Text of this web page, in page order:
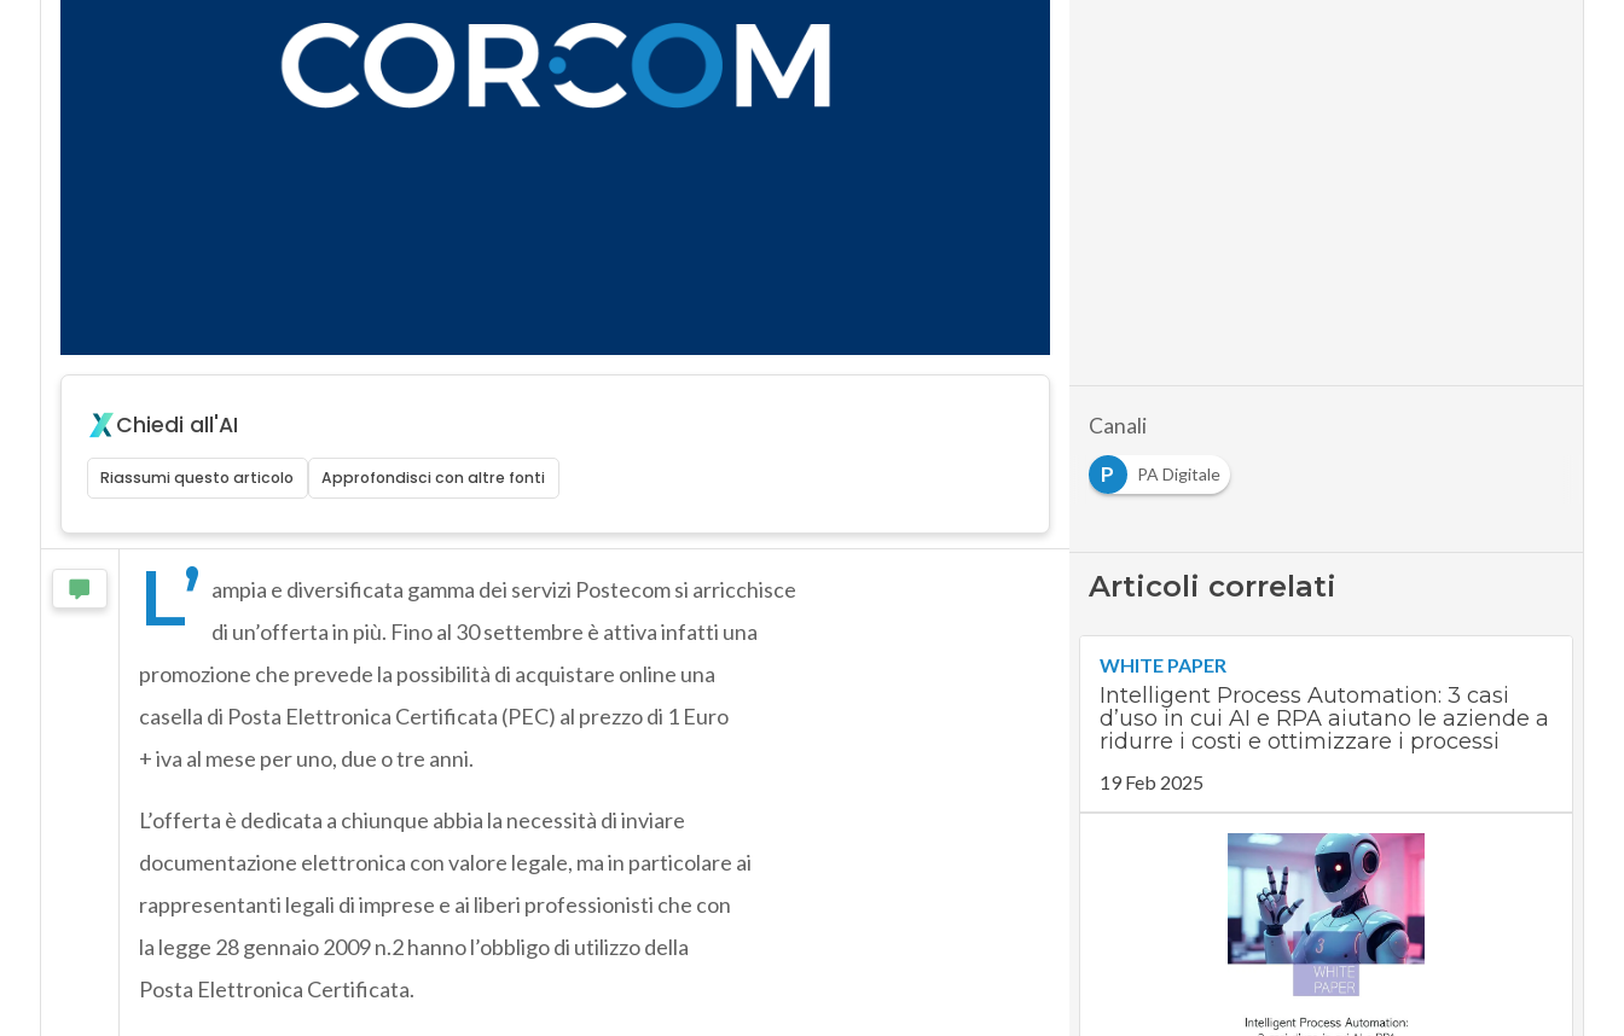
Chiedi all'AI
Riassumi questo articolo Approfondisci con altre fonti
L’ ampia e diversificata gamma dei servizi Postecom si arricchisce
di un’offerta in più. Fino al 30 settembre è attiva infatti una
promozione che prevede la possibilità di acquistare online una
casella di Posta Elettronica Certificata (PEC) al prezzo di 1 Euro
+ iva al mese per uno, due o tre anni.
L’offerta è dedicata a chiunque abbia la necessità di inviare
documentazione elettronica con valore legale, ma in particolare ai
rappresentanti legali di imprese e ai liberi professionisti che con
la legge 28 gennaio 2009 n.2 hanno l’obbligo di utilizzo della
Posta Elettronica Certificata.
Canali
P
PA Digitale
Articoli correlati
WHITE PAPER
Intelligent Process Automation: 3 casi
d’uso in cui AI e RPA aiutano le aziende a
ridurre i costi e ottimizzare i processi
19 Feb 2025